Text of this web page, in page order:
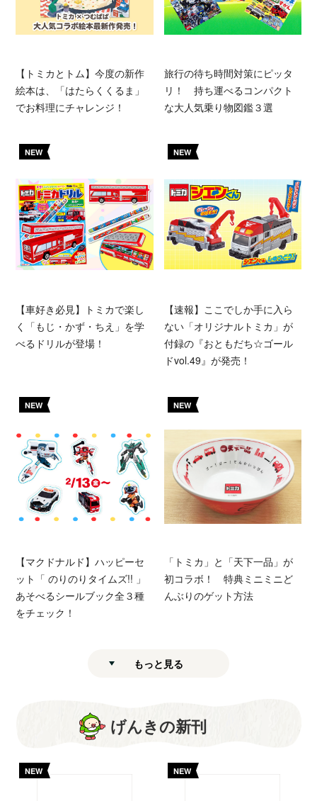
【トミカとトム】今度の新作
絵本は、「はたらくくるま」
でお料理にチャレンジ！
旅行の待ち時間対策にピッタ
リ！ 持ち運べるコンパクト
な大人気乗り物図鑑３選
NEW
【車好き必見】トミカで楽し
く「もじ・かず・ちえ」を学
べるドリルが登場！
NEW
【速報】ここでしか手に入ら
ない「オリジナルトミカ」が
付録の『おともだち☆ゴール
ドvol.49』が発売！
NEW
【マクドナルド】ハッピーセ
ット「 のりのりタイムズ!! 」
あそべるシールブック全３種
をチェック！
NEW
「トミカ」と「天下一品」が
初コラボ！ 特典ミニミニど
んぶりのゲット方法
もっと見る
げんきの新刊
NEW NEW